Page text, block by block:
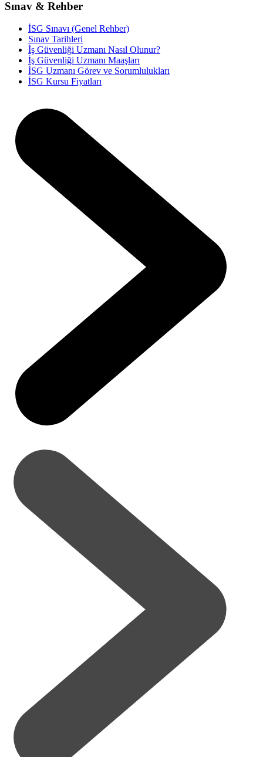
Sınav & Rehber
İSG Sınavı (Genel Rehber)
Sınav Tarihleri
İş Güvenliği Uzmanı Nasıl Olunur?
İş Güvenliği Uzmanı Maaşları
İSG Uzmanı Görev ve Sorumlulukları
İSG Kursu Fiyatları